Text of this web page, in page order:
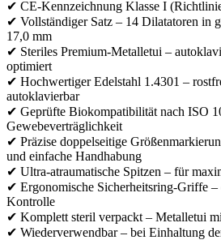
✔ CE-Kennzeichnung Klasse I
✔ Vollständiger Satz – 14 Dilatatoren in
17,0 mm
✔ Steriles Premium-Metalletui –
optimiert
✔ Hochwertiger Edelstahl 1.4301 –
autoklavierbar
✔ Geprüfte Biokompatibilität nach ISO
Gewebeverträglichkeit
✔ Präzise doppelseitige
und einfache Handhabung
✔ Ultra-atraumatische Spitzen – für
✔ Ergonomische Sicherheitsring-Griffe
Kontrolle
✔ Komplett steril verpackt – Metalletui
✔ Wiederverwendbar – bei Einhaltung